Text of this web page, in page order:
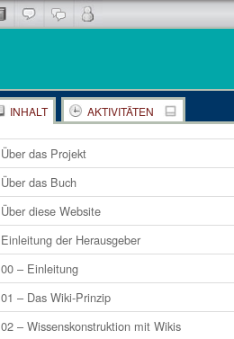
INHALT AKTIVITÄTEN
Über das Projekt
Über das Buch
Über diese Website
Einleitung der Herausgeber
00 – Einleitung
01 – Das Wiki-Prinzip
02 – Wissenskonstruktion mit Wikis
Letzte Kommentare in diesem Dokument